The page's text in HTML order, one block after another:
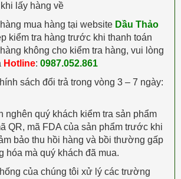
lấy hàng về
mua hàng tại website Dầu Thảo
kiểm tra hàng trước khi thanh toán
không cho kiểm tra hàng, vui lòng
Hotline: 0987.052.861
sách đổi trả trong vòng 3 – 7 ngày:
nghên quý khách kiểm tra sản phẩm
QR, mã FDA của sản phẩm trước khi
bảo thu hồi hàng và bồi thường gấp
hóa mà quý khách đã mua.
của chúng tôi xử lý các trường